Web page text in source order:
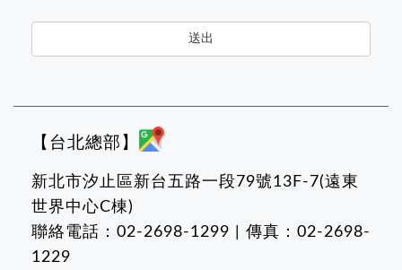
送出
【台北總部】
新北市汐止區新台五路一段79號13F-7(遠東
世界中心C棟)
聯絡電話：02-2698-1299 | 傳真：02-2698-
1229